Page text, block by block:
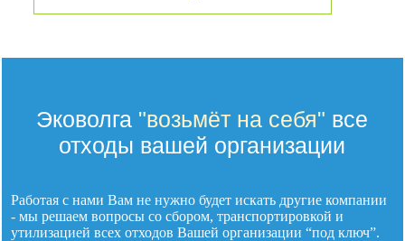
Эковолга "возьмёт на себя" все
отходы вашей организации
Работая с нами Вам не нужно будет искать другие компании
- мы решаем вопросы со сбором, транспортировкой и
утилизациейвсех отходов Вашей организации “под ключ”.